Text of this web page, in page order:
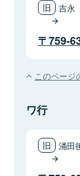
吉永
759-
このページ
ワ行
涌田